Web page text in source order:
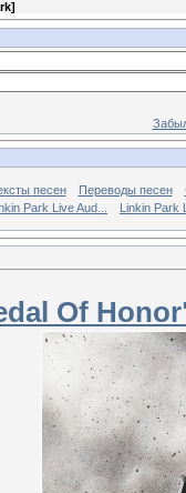
]
песен Переводы песен
Park Live Aud... Linkin Park
Of